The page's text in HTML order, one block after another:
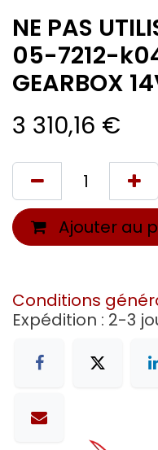
NE PAS
05-7212-
GEARBOX
3 310,16 €
Ajouter au
Conditions
Expédition : 2-3